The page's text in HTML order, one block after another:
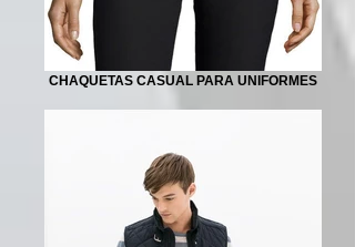
CHAQUETAS CASUAL PARA UNIFORMES